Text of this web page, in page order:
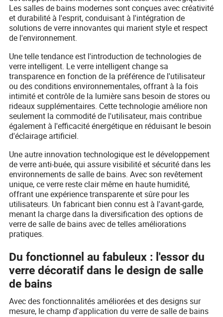
Les salles de bains modernes sont conçues avec créativité
et durabilité à l'esprit, conduisant à l'intégration de
solutions de verre innovantes qui marient style et respect
de l'environnement.
Une telle tendance est l'introduction de technologies de
verre intelligent. Le verre intelligent change sa
transparence en fonction de la préférence de l'utilisateur
ou des conditions environnementales, offrant à la fois
intimité et contrôle de la lumière sans besoin de stores ou
rideaux supplémentaires. Cette technologie améliore non
seulement la commodité de l'utilisateur, mais contribue
également à l'efficacité énergétique en réduisant le besoin
d'éclairage artificiel.
Une autre innovation technologique est le développement
de verre anti-buée, qui assure visibilité et sécurité dans les
environnements de salle de bains. Avec son revêtement
unique, ce verre reste clair même en haute humidité,
offrant une expérience transparente et sûre pour les
utilisateurs. Un fabricant bien connu est à l'avant-garde,
menant la charge dans la diversification des options de
verre de salle de bains avec de telles améliorations
pratiques.
Du fonctionnel au fabuleux : l'essor du
verre décoratif dans le design de salle
de bains
Avec des fonctionnalités améliorées et des designs sur
mesure, le champ d'application du verre de salle de bains